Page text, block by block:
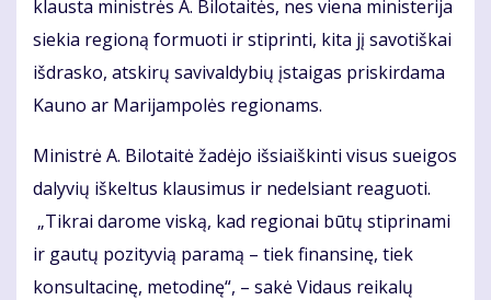
klausta ministrės A. Bilotaitės, nes viena ministerija
siekia regioną formuoti ir stiprinti, kita jį savotiškai
išdrasko, atskirų savivaldybių įstaigas priskirdama
Kauno ar Marijampolės regionams.
Ministrė A. Bilotaitė žadėjo išsiaiškinti visus sueigos
dalyvių iškeltus klausimus ir nedelsiant reaguoti.
„Tikrai darome viską, kad regionai būtų stiprinami
ir gautų pozityvią paramą – tiek finansinę, tiek
konsultacinę, metodinę“, – sakė Vidaus reikalų